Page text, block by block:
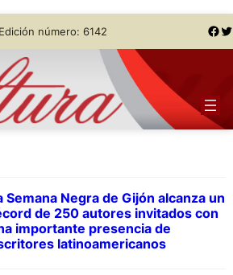
número: 6142 Facebook Twitter
Semana Negra de Gijón alcanza un
de 250 autores invitados con
importante presencia de
latinoamericanos